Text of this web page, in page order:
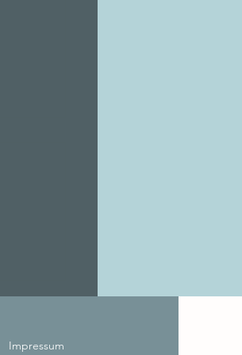
Impressum